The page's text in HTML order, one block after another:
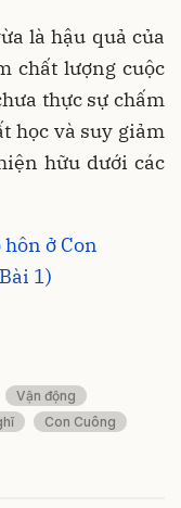
là hậu quả của
chất lượng cuộc
thực sự chấm
học và suy giảm
hữu dưới các
ở Con
1)
Vận động
Con Cuông